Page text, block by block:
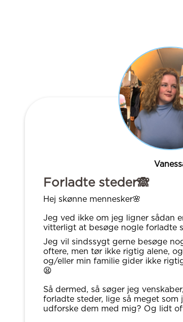
Forladte steder🙈
Hej skønne mennesker🌸
Jeg ved ikke om jeg ligner sådan
vitterligt at besøge nogle forladte
Jeg vil sindssygt gerne besøge
oftere, men tør ikke rigtig alene,
og/eller min familie gider ikke
😫
Så dermed, så søger jeg
forladte steder, lige så meget som
udforske dem med mig? Og lidt